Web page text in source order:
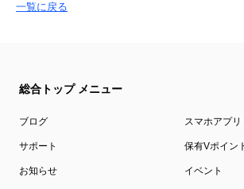
一覧に戻る
総合トップ メニュー
ブログ スマホアプリ
サポート 保有Vポイン
お知らせ イベント